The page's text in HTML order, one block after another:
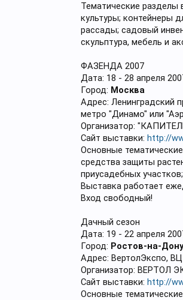
Тематические разделы
культуры; контейнеры
рассады; садовый
скульптура, мебель и
ФАЗЕНДА 2007
Дата: 18 - 28 апреля
Город: Москва
Адрес: Ленинградский
метро "Динамо" или
Организатор:
Сайт выставки: http://
Основные
средства защиты
приусадебных
Выставка работает
Вход свободный!
Дачный сезон
Дата: 19 - 22 апреля
Город: Ростов-на-Дону
Адрес: ВертолЭкспо, ВЦ
Организатор: ВЕРТОЛ
Сайт выставки: http://
Основные